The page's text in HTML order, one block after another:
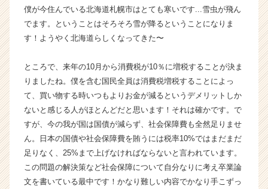
サ
チ
キ
ャ
リ
ア
（C
e
e
r
C
僕が今住んでいる北海道札幌市はとても寒いです...雪虫が飛ん
でます。ということはそろそろ雪が降るということになりま
す！ようやく北海道らしくなってきた〜
ところで、来年の10月から消費税が10％に増税することが決ま
りましたね。僕を含む国民全員は消費税増税することによっ
て、買い物する時いつもよりお金が減るというデメリットしか
ないと感じる人がほとんどだと思います！それは確かです。で
すが、今の我が国は国債が減らず、社会保障費も全然足りませ
ん。日本の国債や社会保障費を賄うには税率10%ではまだまだ
足りなく、25%まで上げなければならないと言われています。
この問題の解決策など社会保障について自分なりに考え卒業論
文を書いている最中です！かなり難しい内容でかなり手こずっ